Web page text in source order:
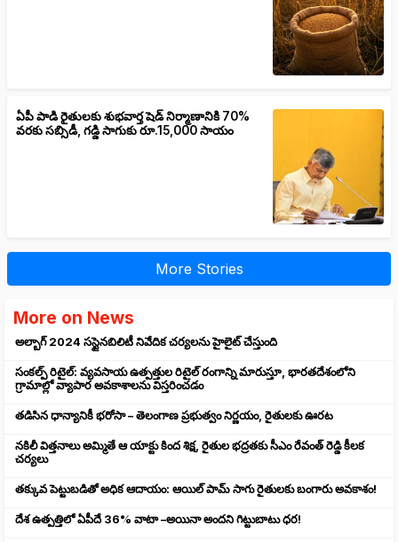
ఏపీ పాడి రైతులకు శుభవార్త షెడ్ నిర్మాణానికి 70%
వరకు సబ్సిడీ, గడ్డి సాగుకు రూ.15,000 సాయం
More Stories
More on News
అల్బాగ్ 2024 సస్టైనబిలిటీ నివేదిక చర్యలను హైలైట్ చేస్తుంది
సంకల్ప్ రిటైల్: వ్యవసాయ ఉత్పత్తుల రిటైల్ రంగాన్ని మారుస్తూ, భారతదేశంలోని
గ్రామాల్లో వ్యాపార అవకాశాలను విస్తరించడం
తడిసిన ధాన్యానికీ భరోసా – తెలంగాణ ప్రభుత్వం నిర్ణయం, రైతులకు ఊరట
నకిలీ విత్తనాలు అమ్మితే ఆ యాక్టు కింద శిక్ష, రైతుల భద్రతకు సీఎం రేవంత్ రెడ్డి కీలక
చర్యలు
తక్కువ పెట్టుబడితో అధిక ఆదాయం: ఆయిల్ పామ్ సాగు రైతులకు బంగారు అవకాశం!
దేశ ఉత్పత్తిలో ఏపీదే 36% వాటా –అయినా అందని గిట్టుబాటు ధర!